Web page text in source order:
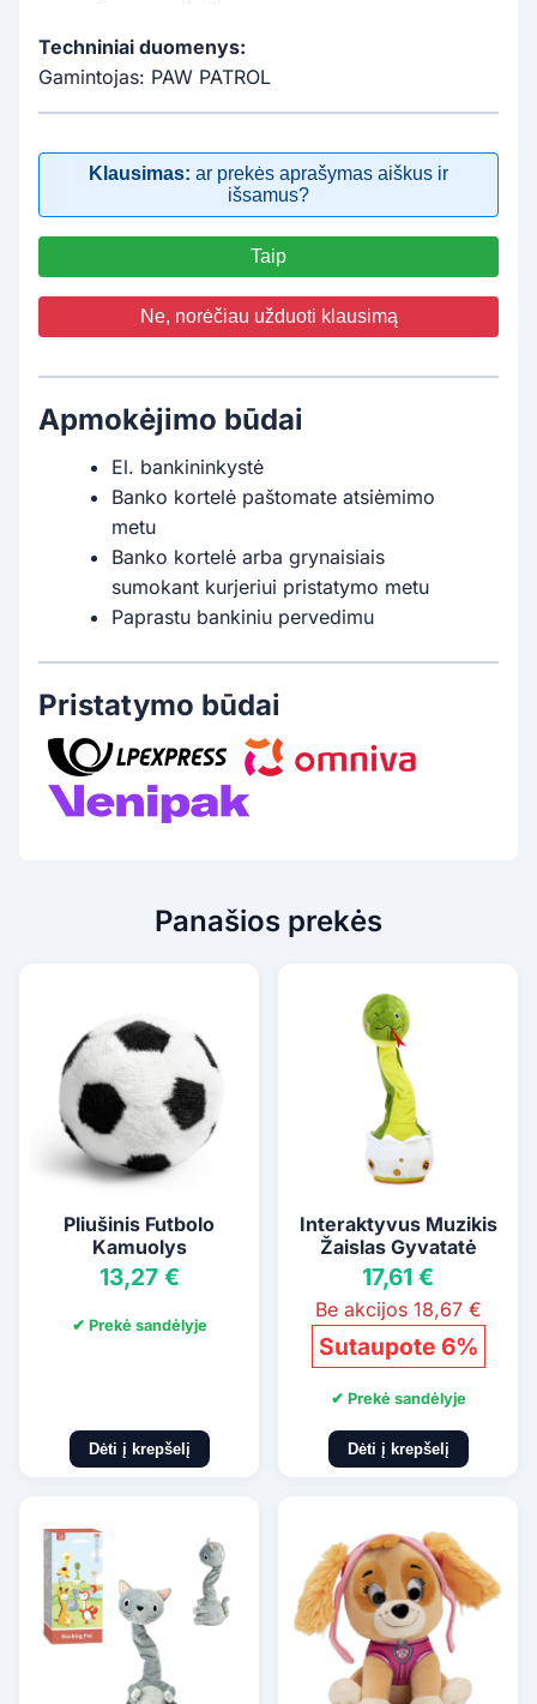
Techniniai duomenys:
Gamintojas: PAW PATROL
Klausimas: ar prekės aprašymas aiškus ir
išsamus?
Taip
Ne, norėčiau užduoti klausimą
Apmokėjimo būdai
El. bankininkystė
Banko kortelė paštomate atsiėmimo
metu
Banko kortelė arba grynaisiais
sumokant kurjeriui pristatymo metu
Paprastu bankiniu pervedimu
Pristatymo būdai
Panašios prekės
Pliušinis Futbolo
Kamuolys
13,27 €
✔ Prekė sandėlyje
Dėti į krepšelį
Interaktyvus Muzikis
Žaislas Gyvatatė
17,61 €
Be akcijos 18,67 €
Sutaupote 6%
✔ Prekė sandėlyje
Dėti į krepšelį